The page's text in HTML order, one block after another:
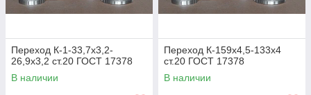
Переход К-1-33,7х3,2-
26,9х3,2 ст.20 ГОСТ 17378
В наличии
Переход К-159х4,5-133х4
ст.20 ГОСТ 17378
В наличии